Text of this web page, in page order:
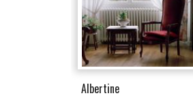
Albertine